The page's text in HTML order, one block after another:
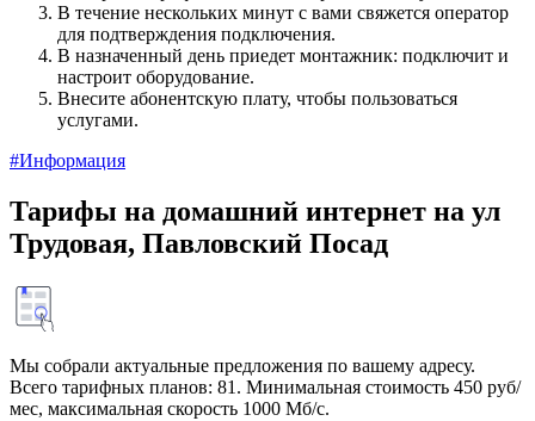
В течение нескольких минут с вами свяжется оператор
для подтверждения подключения.
В назначенный день приедет монтажник: подключит и
настроит оборудование.
Внесите абонентскую плату, чтобы пользоваться
услугами.
#Информация
Тарифы на домашний интернет на ул
Трудовая, Павловский Посад
Мы собрали актуальные предложения по вашему адресу.
Всего тарифных планов: 81. Минимальная стоимость 450 руб/
мес, максимальная скорость 1000 Мб/с.